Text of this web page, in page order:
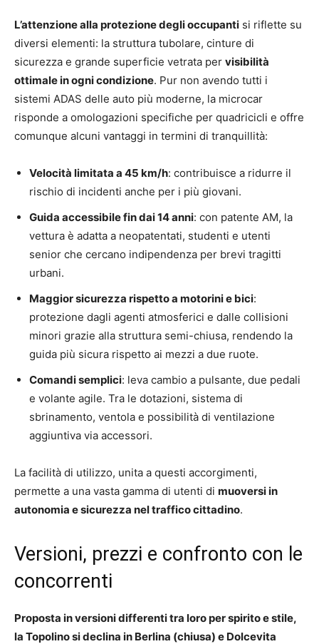
L’attenzione alla protezione degli occupanti si riflette su
diversi elementi: la struttura tubolare, cinture di
sicurezza e grande superficie vetrata per visibilità
ottimale in ogni condizione. Pur non avendo tutti i
sistemi ADAS delle auto più moderne, la microcar
risponde a omologazioni specifiche per quadricicli e offre
comunque alcuni vantaggi in termini di tranquillità:
Velocità limitata a 45 km/h: contribuisce a ridurre il
rischio di incidenti anche per i più giovani.
Guida accessibile fin dai 14 anni: con patente AM, la
vettura è adatta a neopatentati, studenti e utenti
senior che cercano indipendenza per brevi tragitti
urbani.
Maggior sicurezza rispetto a motorini e bici:
protezione dagli agenti atmosferici e dalle collisioni
minori grazie alla struttura semi-chiusa, rendendo la
guida più sicura rispetto ai mezzi a due ruote.
Comandi semplici: leva cambio a pulsante, due pedali
e volante agile. Tra le dotazioni, sistema di
sbrinamento, ventola e possibilità di ventilazione
aggiuntiva via accessori.
La facilità di utilizzo, unita a questi accorgimenti,
permette a una vasta gamma di utenti di muoversi in
autonomia e sicurezza nel traffico cittadino.
Versioni, prezzi e confronto con le
concorrenti
Proposta in versioni differenti tra loro per spirito e stile,
la Topolino si declina in Berlina (chiusa) e Dolcevita